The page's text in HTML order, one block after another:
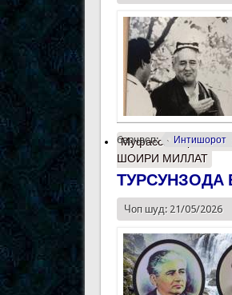
барчасп: Интишорот
Муфассалтаро Ба
ШОИРИ МИЛЛАТ
ТУРСУНЗОДА
Чоп шуд: 21/05/2026